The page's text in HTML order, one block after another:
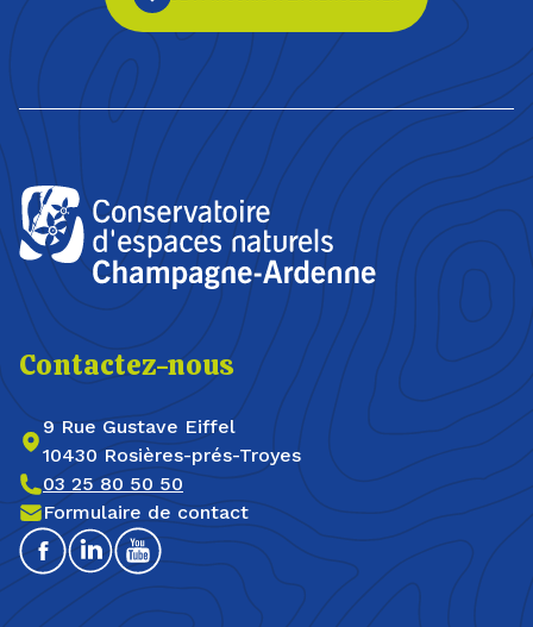
Contactez-nous
9 Rue Gustave Eiffel
10430 Rosières-prés-Troyes
03 25 80 50 50
Formulaire de contact
FacebookLinkedinYoutube